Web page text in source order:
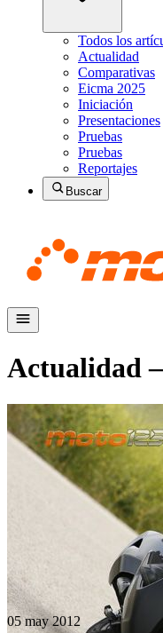
Todos los
Actualidad
Comparativas
Eicma 2025
Iniciación
Presentaciones
Pruebas
Pruebas
Reportajes
Buscar
Actualidad
05 may 2012